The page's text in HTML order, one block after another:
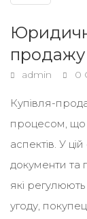
продажу
admin 0
Купівля-
процесом, що
аспектів. У
документи та
які
угоду,